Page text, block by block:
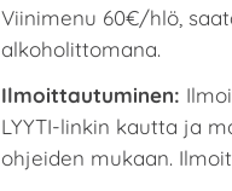
Viinimenu 60€/hlö,
alkoholittomana.
Ilmoittautuminen:
LYYTI-linkin kautta ja
ohjeiden mukaan.